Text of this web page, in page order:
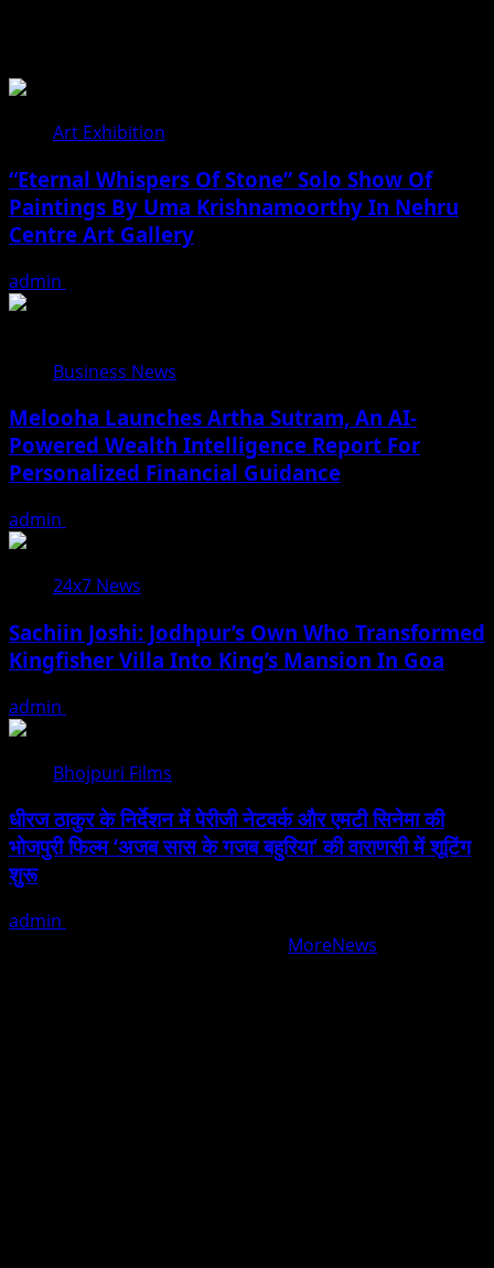
Art Exhibition
“Eternal Whispers Of Stone” Solo Show Of
Paintings By Uma Krishnamoorthy In Nehru
Centre Art Gallery
admin
Business News
Melooha Launches Artha Sutram, An AI-
Powered Wealth Intelligence Report For
Personalized Financial Guidance
admin
24x7 News
Sachiin Joshi: Jodhpur’s Own Who Transformed
Kingfisher Villa Into King’s Mansion In Goa
admin
Bhojpuri Films
धीरज ठाकुर के निर्देशन में पेरीजी नेटवर्क और एमटी सिनेमा की
भोजपुरी फिल्म ‘अजब सास के गजब बहुरिया’ की वाराणसी में शूटिंग
शुरू
admin
MoreNews